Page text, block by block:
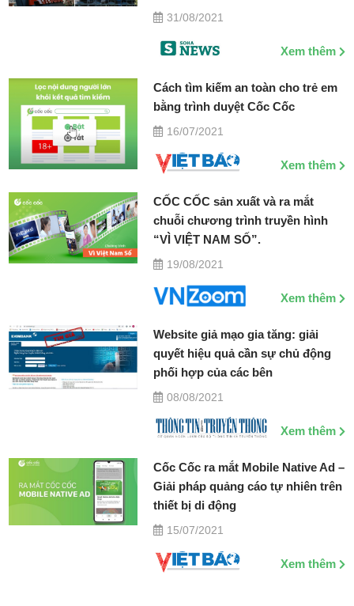
31/08/2021
Xem thêm
Cách tìm kiếm an toàn cho trẻ em
bằng trình duyệt Cốc Cốc
16/07/2021
Xem thêm
CỐC CỐC sản xuất và ra mắt
chuỗi chương trình truyền hình
“VÌ VIỆT NAM SỐ”.
19/08/2021
Xem thêm
Website giả mạo gia tăng: giải
quyết hiệu quả cần sự chủ động
phối hợp của các bên
08/08/2021
Xem thêm
Cốc Cốc ra mắt Mobile Native Ad –
Giải pháp quảng cáo tự nhiên trên
thiết bị di động
15/07/2021
Xem thêm